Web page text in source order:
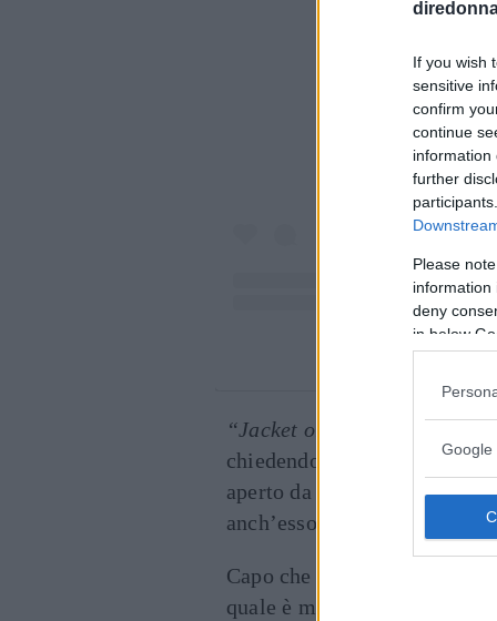
If you wish
sensitive
confirm
continue
information
further
Please
information
deny
in below
Google
Un post
“Jacket or no jacket!?”
chiedendo consigli di stile
aperto da
, lascia
anch’esso in
Capo che ha mostrato in
quale è maggiormente